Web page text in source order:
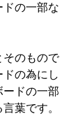
の一部な
そのもので
の為にし
ドの一部
葉です。